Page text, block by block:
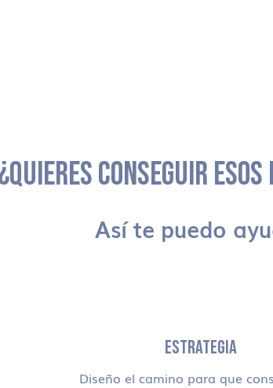
CONSEGUIR
Así te puedo
ESTRATEGIA
Diseño el camino para que